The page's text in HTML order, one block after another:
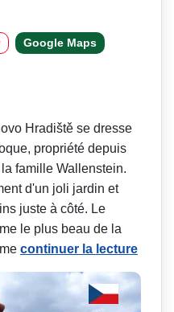
Google Maps
Hradiště se dresse
propriété depuis
famille Wallenstein.
d'un joli jardin et
juste à côté. Le
le plus beau de la
continuer la lecture